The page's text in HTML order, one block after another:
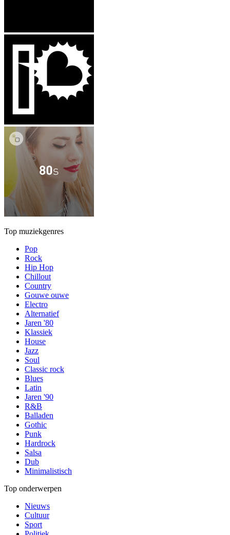
Top muziekgenres
Pop
Rock
Hip Hop
Chillout
Country
Gouwe ouwe
Electro
Alternatief
Jaren '80
Klassiek
House
Jazz
Soul
Classic rock
Blues
Latin
Jaren '90
R&B
Balladen
Gothic
Punk
Hardrock
Salsa
Dub
Minimalistisch
Top onderwerpen
Nieuws
Cultuur
Sport